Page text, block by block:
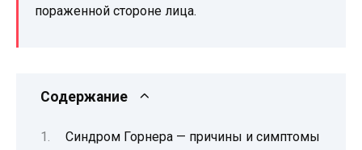
пораженной стороне лица.
Содержание
Синдром Горнера — причины и симптомы